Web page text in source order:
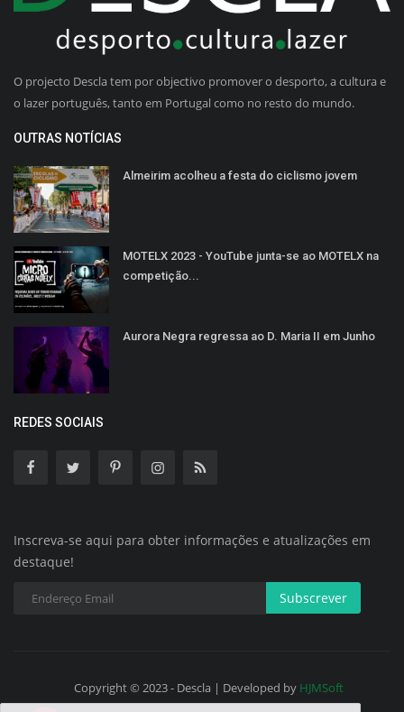
O projecto Descla tem por objectivo promover o desporto, a cultura e
o lazer português, tanto em Portugal como no resto do mundo.
OUTRAS NOTÍCIAS
Almeirim acolheu a festa do ciclismo jovem
MOTELX 2023 - YouTube junta-se ao MOTELX na
competição...
Aurora Negra regressa ao D. Maria II em Junho
REDES SOCIAIS
Inscreva-se aqui para obter informações e atualizações em
destaque!
Subscrever
Copyright © 2023 - Descla | Developed by HJMSoft